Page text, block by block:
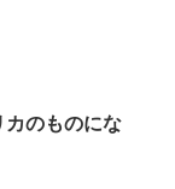
カのものにな